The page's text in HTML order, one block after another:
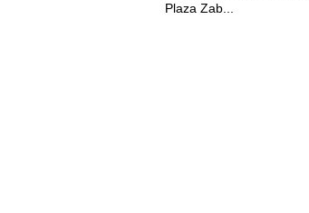
Plaza Zab...